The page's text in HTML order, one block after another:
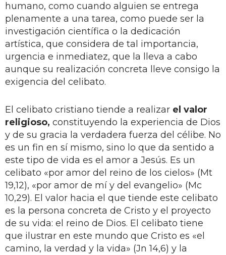
humano, como cuando alguien se entrega
plenamente a una tarea, como puede ser la
investigación científica o la dedicación
artística, que considera de tal importancia,
urgencia e inmediatez, que la lleva a cabo
aunque su realización concreta lleve consigo la
exigencia del celibato.
El celibato cristiano tiende a realizar el valor
religioso, constituyendo la experiencia de Dios
y de su gracia la verdadera fuerza del célibe. No
es un fin en sí mismo, sino lo que da sentido a
este tipo de vida es el amor a Jesús. Es un
celibato «por amor del reino de los cielos» (Mt
19,12), «por amor de mí y del evangelio» (Mc
10,29). El valor hacia el que tiende este celibato
es la persona concreta de Cristo y el proyecto
de su vida: el reino de Dios. El celibato tiene
que ilustrar en este mundo que Cristo es «el
camino, la verdad y la vida» (Jn 14,6) y la